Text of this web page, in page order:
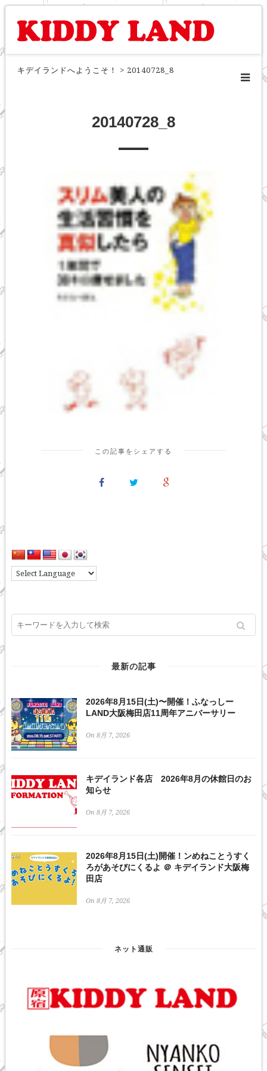
キデイランドへようこそ！ > 20140728_8
20140728_8
この記事をシェアする
最新の記事
2026年8月15日(土)〜開催！ふなっしー
LAND大阪梅田店11周年アニバーサリー
On 8月 7, 2026
キデイランド各店 2026年8月の休館日のお
知らせ
On 8月 7, 2026
2026年8月15日(土)開催！ンめねことうすく
ろがあそびにくるよ ＠ キデイランド大阪梅
田店
On 8月 7, 2026
ネット通販